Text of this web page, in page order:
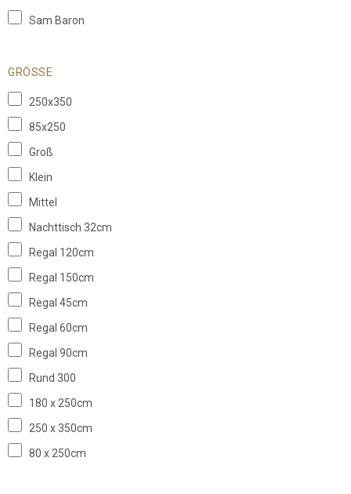
Sam Baron
GRÖSSE
250x350
85x250
Groß
Klein
Mittel
Nachttisch 32cm
Regal 120cm
Regal 150cm
Regal 45cm
Regal 60cm
Regal 90cm
Rund 300
180 x 250cm
250 x 350cm
80 x 250cm